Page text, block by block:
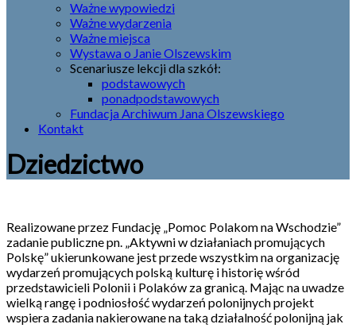
Ważne wypowiedzi
Ważne wydarzenia
Ważne miejsca
Wystawa o Janie Olszewskim
Scenariusze lekcji dla szkół:
podstawowych
ponadpodstawowych
Fundacja Archiwum Jana Olszewskiego
Kontakt
Dziedzictwo
Realizowane przez Fundację „Pomoc Polakom na Wschodzie”
zadanie publiczne pn. „Aktywni w działaniach promujących
Polskę” ukierunkowane jest przede wszystkim na organizację
wydarzeń promujących polską kulturę i historię wśród
przedstawicieli Polonii i Polaków za granicą. Mając na uwadze
wielką rangę i podniosłość wydarzeń polonijnych projekt
wspiera zadania nakierowane na taką działalność polonijną jak